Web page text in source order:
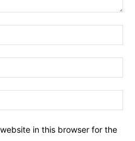
in this browser for the